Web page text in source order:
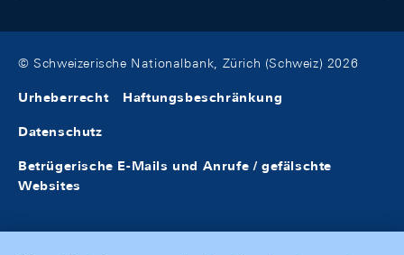
© Schweizerische Nationalbank, Zürich (Schweiz) 2026
Urheberrecht Haftungsbeschränkung
Datenschutz
Betrügerische E-Mails und Anrufe / gefälschte
Websites